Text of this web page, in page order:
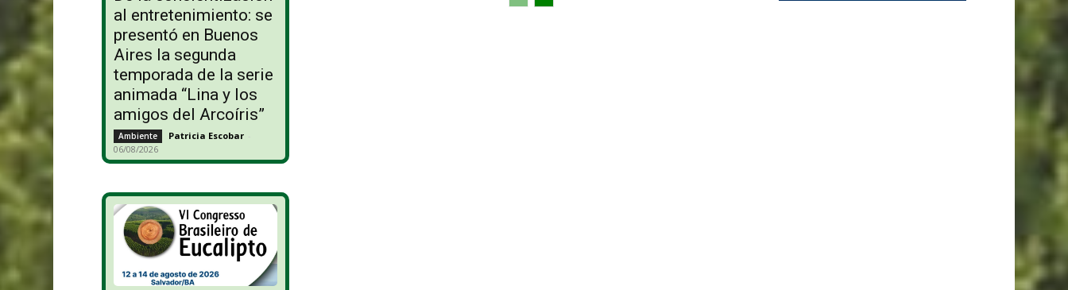
al entretenimiento: se
presentó en Buenos
Aires la segunda
temporada de la serie
animada “Lina y los
amigos del Arcoíris”
Ambiente Patricia Escobar -
06/08/2026